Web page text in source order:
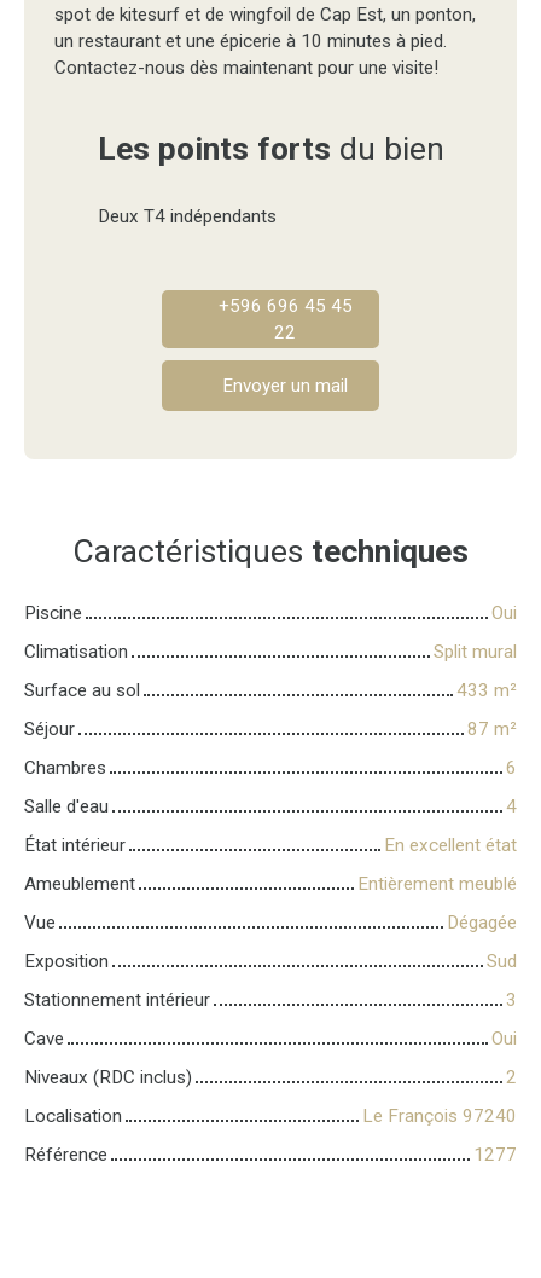
spot de kitesurf et de wingfoil de Cap Est, un ponton,
un restaurant et une épicerie à 10 minutes à pied.
Contactez-nous dès maintenant pour une visite!
Les points forts du bien
Deux T4 indépendants
+596 696 45 45
22
Envoyer un mail
Caractéristiques techniques
Piscine
Oui
Climatisation
Split mural
Surface au sol
433 m²
Séjour
87 m²
Chambres
6
Salle d'eau
4
État intérieur
En excellent état
Ameublement
Entièrement meublé
Vue
Dégagée
Exposition
Sud
Stationnement intérieur
3
Cave
Oui
Niveaux (RDC inclus)
2
Localisation
Le François 97240
Référence
1277